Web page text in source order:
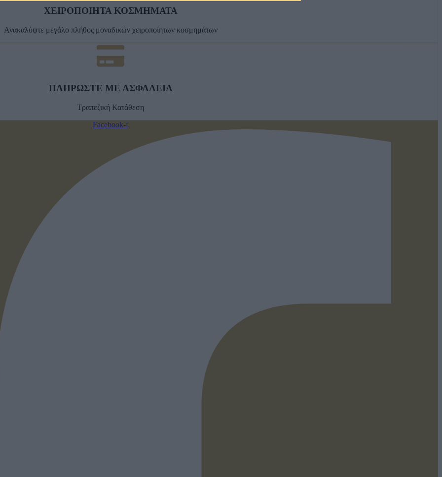
ΧΕΙΡΟΠΟΙΗΤΑ ΚΟΣΜΗΜΑΤΑ
Ανακαλύψτε μεγάλο πλήθος μοναδικών χειροποίητων κοσμημάτων
ΠΛΗΡΩΣΤΕ ΜΕ ΑΣΦΑΛΕΙΑ
Τραπεζική Κατάθεση
Facebook-f